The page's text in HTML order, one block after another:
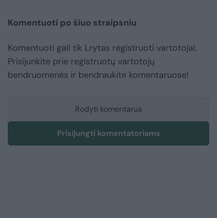
Komentuoti po šiuo straipsniu
Komentuoti gali tik Lrytas registruoti vartotojai.
Prisijunkite prie registruotų vartotojų
bendruomenės ir bendraukite komentaruose!
Rodyti komentarus
Prisijungti komentatoriams